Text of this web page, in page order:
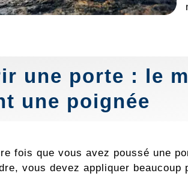
une porte : le
une poignée
fois que vous avez poussé une
vous devez appliquer beaucoup